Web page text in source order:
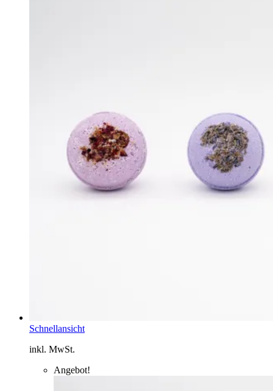
Schnellansicht
inkl. MwSt.
Angebot!